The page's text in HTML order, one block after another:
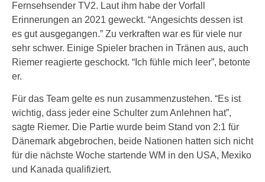
Fernsehsender TV2. Laut ihm habe der Vorfall
Erinnerungen an 2021 geweckt. “Angesichts dessen ist
es gut ausgegangen.” Zu verkraften war es für viele nur
sehr schwer. Einige Spieler brachen in Tränen aus, auch
Riemer reagierte geschockt. “Ich fühle mich leer”, betonte
er.
Für das Team gelte es nun zusammenzustehen. “Es ist
wichtig, dass jeder eine Schulter zum Anlehnen hat”,
sagte Riemer. Die Partie wurde beim Stand von 2:1 für
Dänemark abgebrochen, beide Nationen hatten sich nicht
für die nächste Woche startende WM in den USA, Mexiko
und Kanada qualifiziert.